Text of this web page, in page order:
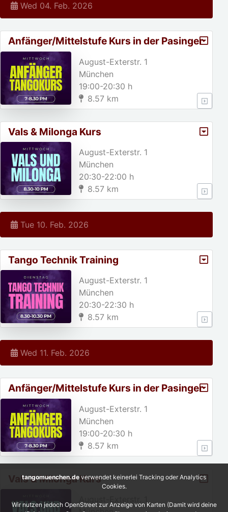
Wed 04. Feb. 2026
Anfänger/Mittelstufe Kurs in der Pasinger
Fabrik
August-Exterstr. 1
München
19:00-20:30 h
8.57 km
Vals & Milonga Kurs
August-Exterstr. 1
München
20:30-22:00 h
8.57 km
Tue 10. Feb. 2026
Tango Technik Training
August-Exterstr. 1
München
20:30-22:30 h
8.57 km
Wed 11. Feb. 2026
Anfänger/Mittelstufe Kurs in der Pasinger
Fabrik
August-Exterstr. 1
München
19:00-20:30 h
8.57 km
Vals & Milonga Kurs
tangomuenchen.deverwendet keinerlei Tracking oder Analytics
Cookies.
Wir nutzen jedoch OpenStreet zur Anzeige von Karten (Damit wird deine